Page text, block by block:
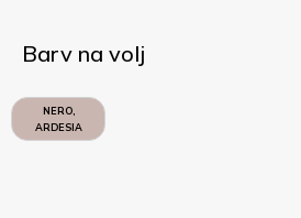
Barv na volj
NERO,
ARDESIA